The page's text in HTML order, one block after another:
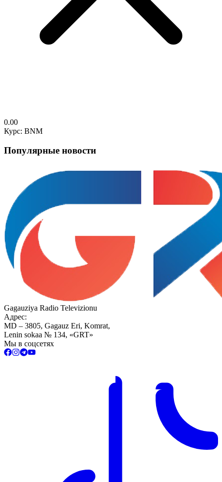
0.00
Курс: BNM
Популярные новости
Gagauziya Radio Televizionu
Адрес:
MD – 3805, Gagauz Eri, Komrat,
Lenin sokaa № 134, «GRT»
Мы в соцсетях